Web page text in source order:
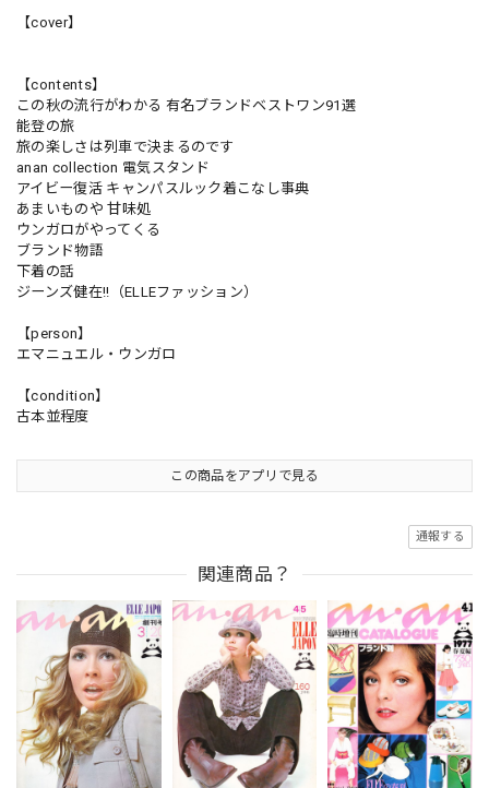
【cover】
【contents】
この秋の流行がわかる 有名ブランドベストワン91選
能登の旅
旅の楽しさは列車で決まるのです
anan collection 電気スタンド
アイビー復活 キャンパスルック着こなし事典
あまいものや 甘味処
ウンガロがやってくる
ブランド物語
下着の話
ジーンズ健在!!（ELLEファッション）
【person】
エマニュエル・ウンガロ
【condition】
古本並程度
この商品をアプリで見る
通報する
関連商品？